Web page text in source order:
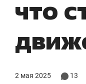
что
2 мая 2025 13